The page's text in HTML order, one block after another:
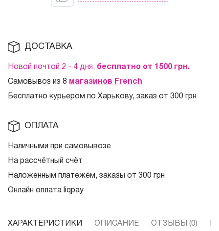
ДОСТАВКА
Новой почтой 2 - 4 дня, бесплатно от 1500 грн.
Самовывоз из 8 магазинов French
Бесплатно курьером по Харькову, заказ от 300 грн
ОПЛАТА
Наличными при самовывозе
На рассчётный счёт
Наложенным платежём, заказы от 300 грн
Онлайн оплата liqpay
ХАРАКТЕРИСТИКИ ОПИСАНИЕ ОТЗЫВЫ (0)